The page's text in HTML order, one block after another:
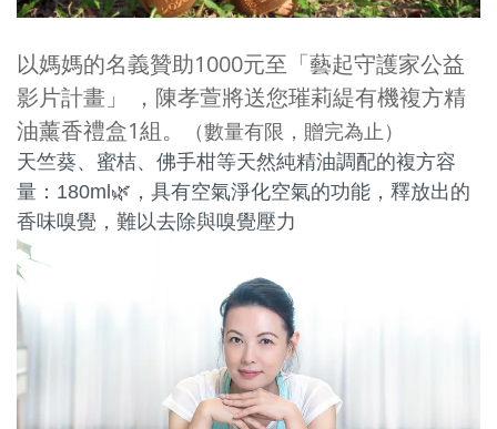
以媽媽的名義贊助1000元至「藝起守護家公益
影片計畫」 ，陳孝萱將送您璀莉緹有機複方精
油薰香禮盒1組。
（數量有限，贈完為止）
天竺葵、蜜桔、佛手柑等天然純精油調配的複方容
量：180ml🌿，具有空氣淨化空氣的功能，釋放出的
香味嗅覺，難以去除與嗅覺壓力